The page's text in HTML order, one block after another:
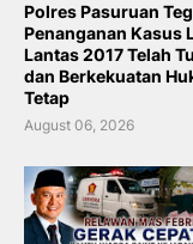
Polres Pasuruan
Penanganan Kasus
Lantas 2017 Telah
dan Berkekuatan
Tetap
August 06, 2026